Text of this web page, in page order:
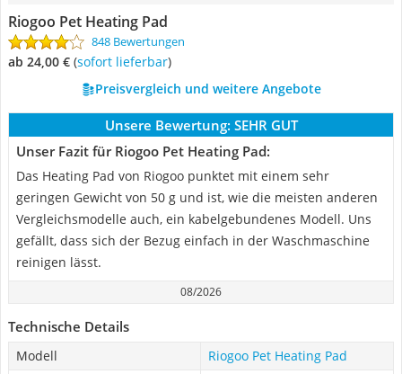
Riogoo Pet Heating Pad
848 Bewertungen
ab 24,00 € ( Sofort lieferbar)
Preisvergleich und weitere Angebote
Unsere Bewertung: SEHR GUT
Unser Fazit für Riogoo Pet Heating Pad:
Das Heating Pad von Riogoo punktet mit einem sehr
geringen Gewicht von 50 g und ist, wie die meisten anderen
Vergleichsmodelle auch, ein kabelgebundenes Modell. Uns
gefällt, dass sich der Bezug einfach in der Waschmaschine
reinigen lässt.
08/2026
Technische Details
Modell
Riogoo Pet Heating Pad